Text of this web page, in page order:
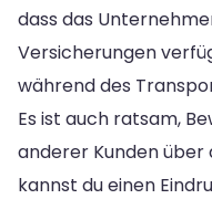
dass das
Versicherungen
während des
Es ist auch ratsam,
anderer Kunden über
kannst du einen